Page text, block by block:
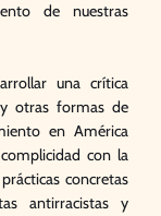
de nuestras
una crítica
otras formas de
en América
con la
concretas
antirracistas y